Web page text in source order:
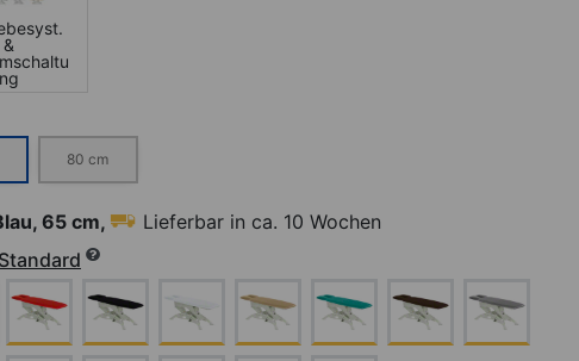
&
ng
80 cm
65 cm,
Lieferbar in ca. 10 Wochen
Standard